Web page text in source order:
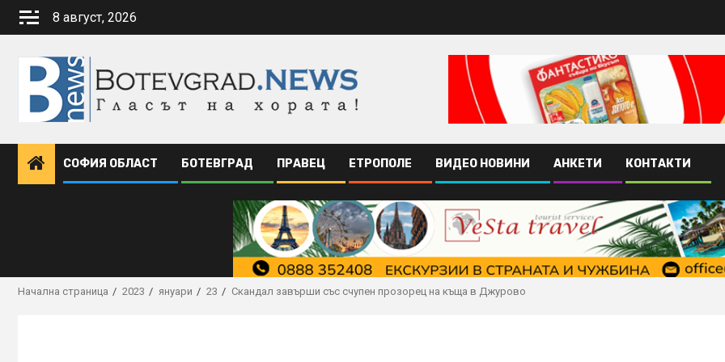
Skip
8 август, 2026
СОФИЯ ОБЛАСТ БОТЕВГРАД ПРАВЕЦ ЕТРОПОЛЕ ВИДЕО НОВИНИ АНКЕТИ КОНТАКТИ
Начална страница 2023 януари 23 Скандал завърши със счупен прозорец на къща в Джурово